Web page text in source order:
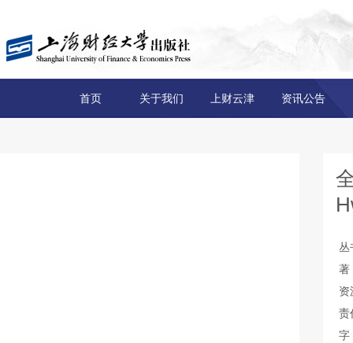
首页 关于我们 上财云津 资讯公告
丛
著
资
责